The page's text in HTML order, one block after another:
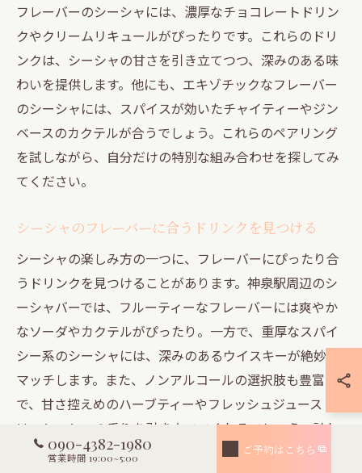
フレーバーのシーシャには、濃厚なチョコレートドリン
クやクリームリキュールがぴったりです。これらのドリ
ンクは、シーシャの甘さを引き立てつつ、深みのある味
わいを提供します。他にも、エキゾチックなフレーバー
のシーシャには、スパイスが効いたチャイティーやジン
ベースのカクテルが合うでしょう。これらのペアリング
を試しながら、自分だけの特別な組み合わせを探してみ
てください。
シーシャのフレーバーに合うドリンクを見つける
シーシャの楽しみ方の一つに、フレーバーにぴったり合
うドリンクを見つけることがあります。神泉駅周辺のシ
ーシャバーでは、フルーティーなフレーバーには爽やか
なソーダやカクテルがぴったり。一方で、重厚なスパイ
シー系のシーシャには、深みのあるウイスキーが絶妙に
マッチします。また、ノンアルコールの選択肢も豊富
で、甘さ控えめのハーブティーやフレッシュジュース
は、シーシャの香りを引き立ててくれるでしょう。訪れ
るたびに異なる組み合わせを試し、新たな発見を楽しむ
090-4382-1980
営業時間 19:00~5:00
ご予約はこちら